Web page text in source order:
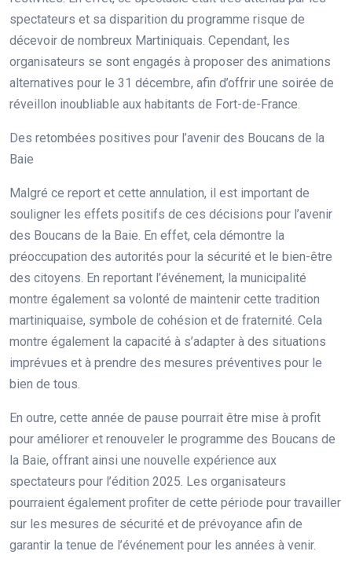
spectateurs et sa disparition du programme risque de
décevoir de nombreux Martiniquais. Cependant, les
organisateurs se sont engagés à proposer des animations
alternatives pour le 31 décembre, afin d’offrir une soirée de
réveillon inoubliable aux habitants de Fort-de-France.
Des retombées positives pour l’avenir des Boucans de la
Baie
Malgré ce report et cette annulation, il est important de
souligner les effets positifs de ces décisions pour l’avenir
des Boucans de la Baie. En effet, cela démontre la
préoccupation des autorités pour la sécurité et le bien-être
des citoyens. En reportant l’événement, la municipalité
montre également sa volonté de maintenir cette tradition
martiniquaise, symbole de cohésion et de fraternité. Cela
montre également la capacité à s’adapter à des situations
imprévues et à prendre des mesures préventives pour le
bien de tous.
En outre, cette année de pause pourrait être mise à profit
pour améliorer et renouveler le programme des Boucans de
la Baie, offrant ainsi une nouvelle expérience aux
spectateurs pour l’édition 2025. Les organisateurs
pourraient également profiter de cette période pour travailler
sur les mesures de sécurité et de prévoyance afin de
garantir la tenue de l’événement pour les années à venir.